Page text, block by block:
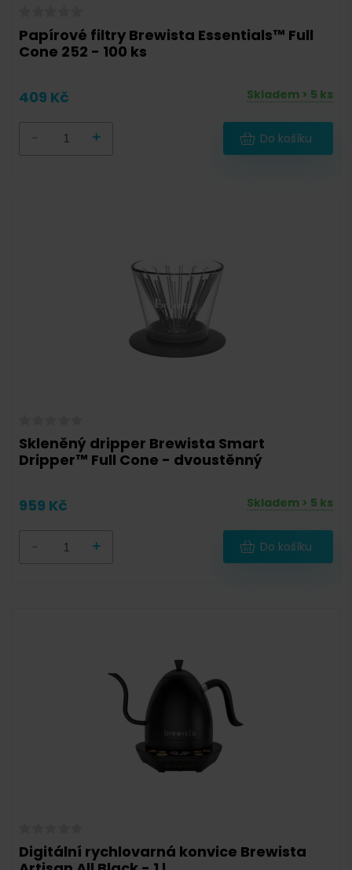
Papírové filtry Brewista Essentials™ Full
Cone 252 - 100 ks
409 Kč Skladem > 5 ks
+ Do košíku
Skleněný dripper Brewista Smart
Dripper™ Full Cone - dvoustěnný
959 Kč Skladem > 5 ks
+ Do košíku
Digitální rychlovarná konvice Brewista